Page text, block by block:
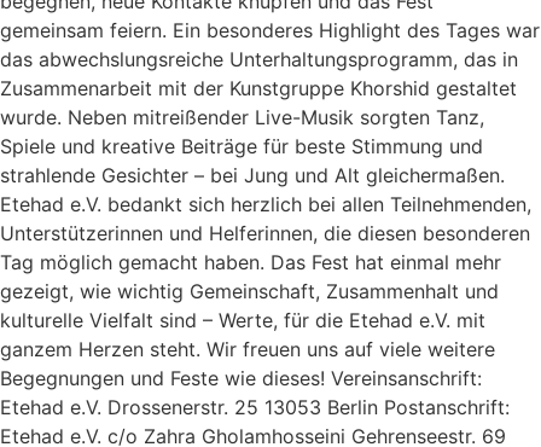
gemeinsam feiern. Ein besonderes Highlight des Tages war
das abwechslungsreiche Unterhaltungsprogramm, das in
Zusammenarbeit mit der Kunstgruppe Khorshid gestaltet
wurde. Neben mitreißender Live-Musik sorgten Tanz,
Spiele und kreative Beiträge für beste Stimmung und
strahlende Gesichter – bei Jung und Alt gleichermaßen.
Etehad e.V. bedankt sich herzlich bei allen Teilnehmenden,
Unterstützerinnen und Helferinnen, die diesen besonderen
Tag möglich gemacht haben. Das Fest hat einmal mehr
gezeigt, wie wichtig Gemeinschaft, Zusammenhalt und
kulturelle Vielfalt sind – Werte, für die Etehad e.V. mit
ganzem Herzen steht. Wir freuen uns auf viele weitere
Begegnungen und Feste wie dieses! Vereinsanschrift:
Etehad e.V. Drossenerstr. 25 13053 Berlin Postanschrift:
Etehad e.V. c/o Zahra Gholamhosseini Gehrenseestr. 69